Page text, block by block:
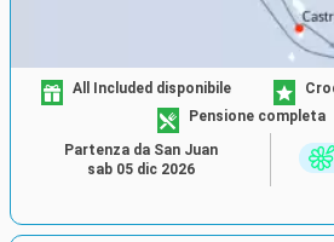
All Included disponibile
Pensione completa
Partenza da San Juan
sab 05 dic 2026